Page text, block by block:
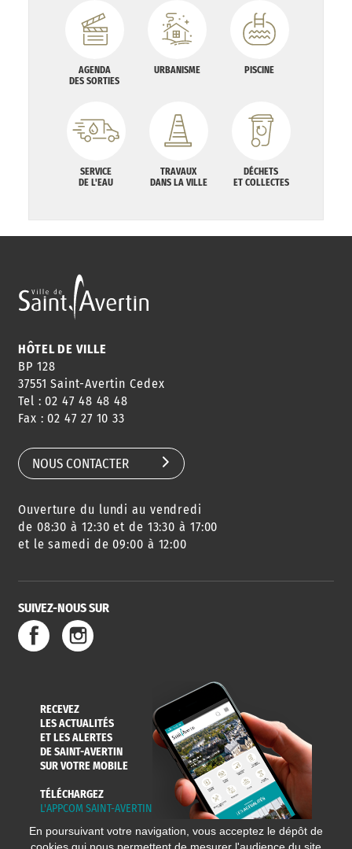
AGENDA
DES SORTIES
URBANISME PISCINE
SERVICE
DE L'EAU
TRAVAUX
DANS LA VILLE
DÉCHETS
ET COLLECTES
HÔTEL DE VILLE
BP 128
37551 Saint-Avertin Cedex
Tel : 02 47 48 48 48
Fax : 02 47 27 10 33
NOUS CONTACTER
Ouverture du lundi au vendredi
de 08:30 à 12:30 et de 13:30 à 17:00
et le samedi de 09:00 à 12:00
SUIVEZ-NOUS SUR
RECEVEZ
LES ACTUALITÉS
ET LES ALERTES
DE SAINT-AVERTIN
SUR VOTRE MOBILE
TÉLÉCHARGEZ
L'APPCOM SAINT-AVERTIN
En poursuivant votre navigation, vous acceptez le dépôt de